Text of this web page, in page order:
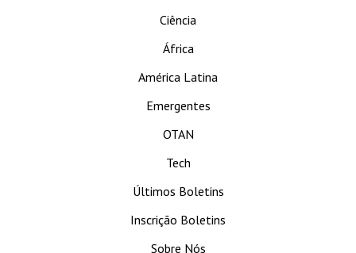
Ciência
África
América Latina
Emergentes
OTAN
Tech
Últimos Boletins
Inscrição Boletins
Sobre Nós